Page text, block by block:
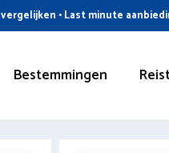
• Last minute
Bestemmingen